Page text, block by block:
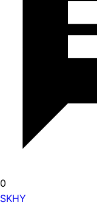
0
SKHY